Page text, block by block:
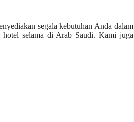
segala kebutuhan Anda dalam
hotel selama di Arab Saudi. Kami juga